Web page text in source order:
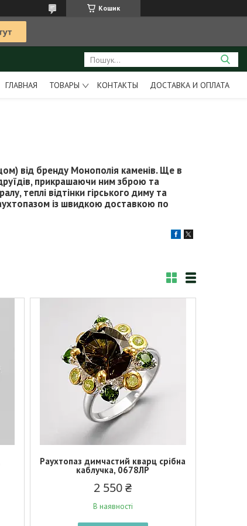
Кошик
ГЛАВНАЯ ТОВАРЫ КОНТАКТЫ ДОСТАВКА И ОПЛАТА
від бренду Монополія каменів. Ще в
прикрашаючи ним зброю та
теплі відтінки гірського диму та
із швидкою доставкою по
Раухтопаз димчастий кварц срібна
каблучка, 0678ЛР
2 550 ₴
В наявності